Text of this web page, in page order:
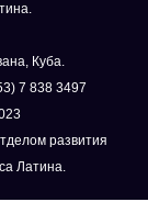
Куба.
7 838 3497
развития
Латина.